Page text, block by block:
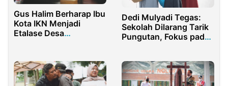
Gus Halim Berharap Ibu
Kota IKN Menjadi
Etalase Desa
Dedi Mulyadi Tegas:
Sekolah Dilarang Tarik
Pungutan, Fokus pada